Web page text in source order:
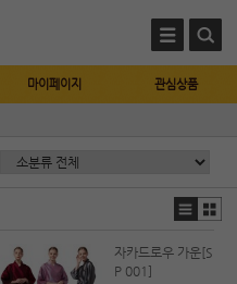
마이페이지 관심상품
자카드로우 가운[S
P 001]